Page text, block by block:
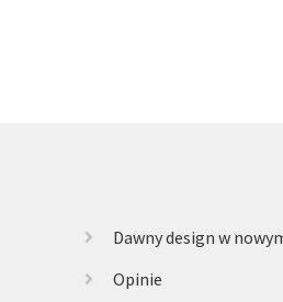
Dawny design w
Opinie